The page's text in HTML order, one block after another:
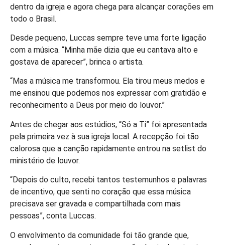
dentro da igreja e agora chega para alcançar corações em
todo o Brasil.
Desde pequeno, Luccas sempre teve uma forte ligação
com a música. “Minha mãe dizia que eu cantava alto e
gostava de aparecer”, brinca o artista.
“Mas a música me transformou. Ela tirou meus medos e
me ensinou que podemos nos expressar com gratidão e
reconhecimento a Deus por meio do louvor.”
Antes de chegar aos estúdios, “Só a Ti” foi apresentada
pela primeira vez à sua igreja local. A recepção foi tão
calorosa que a canção rapidamente entrou na setlist do
ministério de louvor.
“Depois do culto, recebi tantos testemunhos e palavras
de incentivo, que senti no coração que essa música
precisava ser gravada e compartilhada com mais
pessoas”, conta Luccas.
O envolvimento da comunidade foi tão grande que,